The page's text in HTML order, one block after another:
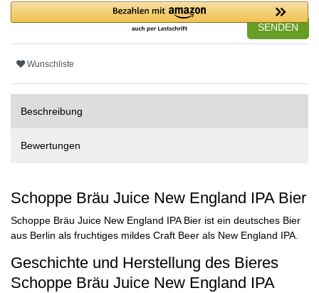
SENDEN
Wunschliste
Beschreibung
Bewertungen
Schoppe Bräu Juice New England IPA Bier
Schoppe Bräu Juice New England IPA Bier ist ein deutsches Bier
aus Berlin als fruchtiges mildes Craft Beer als New England IPA.
Geschichte und Herstellung des Bieres
Schoppe Bräu Juice New England IPA